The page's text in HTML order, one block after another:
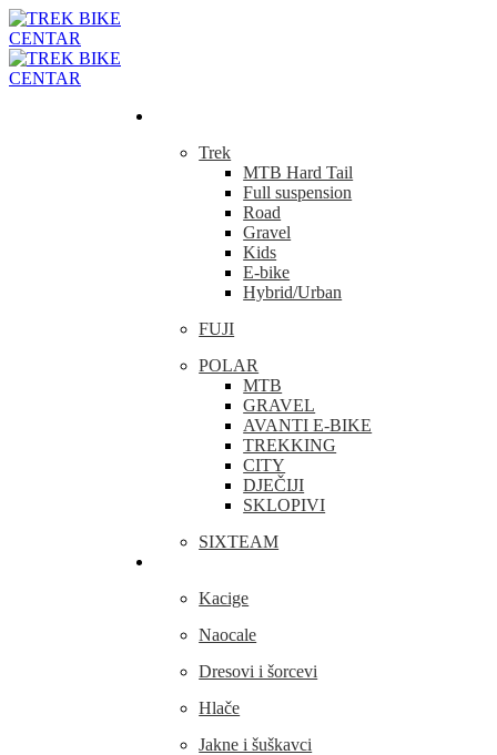
Trek
MTB Hard Tail
Full suspension
Road
Gravel
Kids
E-bike
Hybrid/Urban
FUJI
POLAR
MTB
GRAVEL
AVANTI E-BIKE
TREKKING
CITY
DJEČIJI
SKLOPIVI
SIXTEAM
Kacige
Naocale
Dresovi i šorcevi
Hlače
Jakne i šuškavci